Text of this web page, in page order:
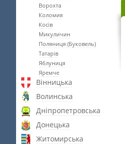
Ворохта
Коломия
Косів
Микуличин
Поляниця (Буковель)
Татарів
Яблуниця
Яремче
Вінницька
Волинська
Дніпропетровська
Донецька
Житомирська